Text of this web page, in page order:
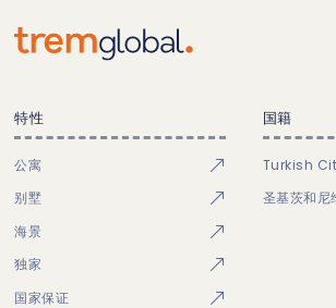
特性
公寓
别墅
海景
独家
国家保证
国籍
Turkish
圣基茨和尼